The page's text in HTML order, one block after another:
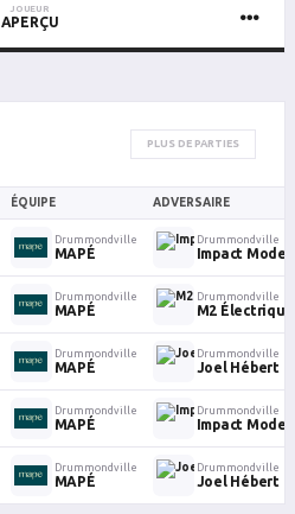
JOUEUR
APERÇU
PLUS DE PARTIES
ÉQUIPE ADVERSAIRE
Drummondville
MAPÉ
Drummondville
Impact Mode
Drummondville
MAPÉ
Drummondville
M2 Électrique
Drummondville
MAPÉ
Drummondville
Joel Hébert
Drummondville
MAPÉ
Drummondville
Impact Mode
Drummondville
MAPÉ
Drummondville
Joel Hébert